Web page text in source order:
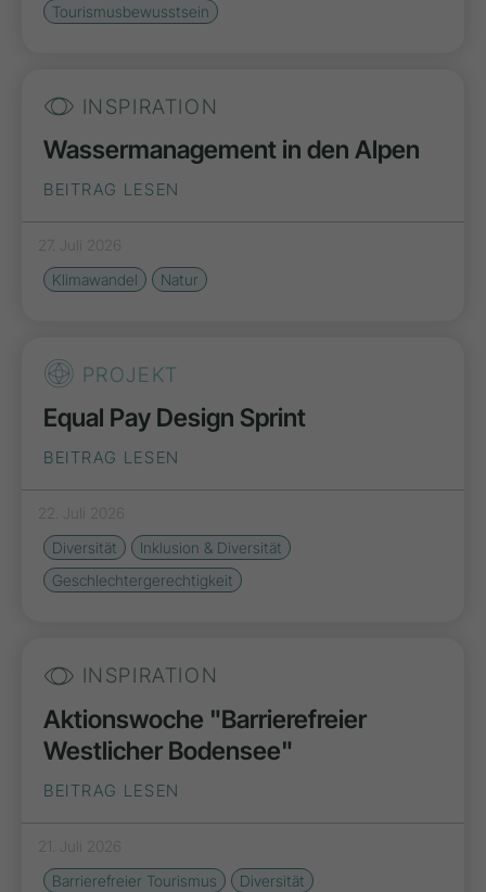
Tourismusbewusstsein
INSPIRATION
Wassermanagement in den Alpen
BEITRAG LESEN
27. Juli 2026
Klimawandel
Natur
PROJEKT
Equal Pay Design Sprint
BEITRAG LESEN
22. Juli 2026
Diversität
Inklusion & Diversität
Geschlechtergerechtigkeit
INSPIRATION
Aktionswoche "Barrierefreier
Westlicher Bodensee"
BEITRAG LESEN
21. Juli 2026
Barrierefreier Tourismus
Diversität